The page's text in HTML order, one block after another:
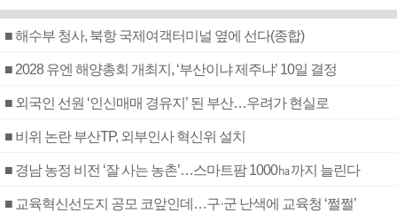
■ 해수부 청사, 북항 국제여객터미널 옆에 선다(종합)
■ 2028 유엔 해양총회 개최지, ‘부산이냐 제주냐’ 10일 결정
■ 외국인 선원 ‘인신매매 경유지’ 된 부산…우려가 현실로
■ 비위 논란 부산TP, 외부인사 혁신위 설치
■ 경남 농정 비전 ‘잘 사는 농촌’…스마트팜 1000㏊까지 늘린다
■ 교육혁신선도지 공모 코앞인데…구·군 난색에 교육청 ‘쩔쩔’